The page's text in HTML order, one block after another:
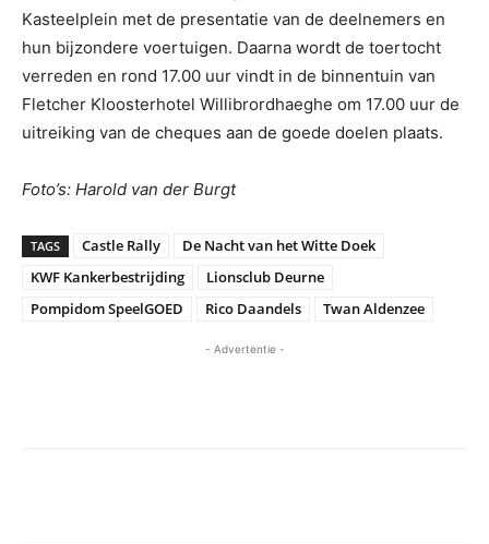
Kasteelplein met de presentatie van de deelnemers en
hun bijzondere voertuigen. Daarna wordt de toertocht
verreden en rond 17.00 uur vindt in de binnentuin van
Fletcher Kloosterhotel Willibrordhaeghe om 17.00 uur de
uitreiking van de cheques aan de goede doelen plaats.
Foto’s: Harold van der Burgt
TAGS Castle Rally
De Nacht van het Witte Doek
KWF Kankerbestrijding
Lionsclub Deurne
Pompidom SpeelGOED
Rico Daandels Twan Aldenzee
- Advertentie -